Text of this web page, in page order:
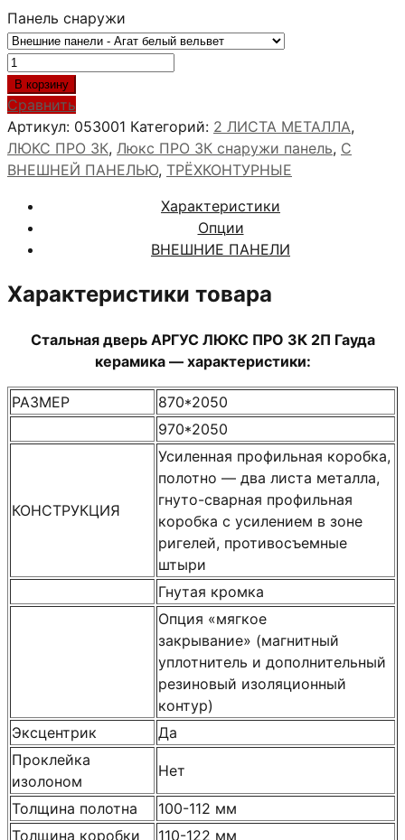
Панель снаружи
Количество
товара
АРГУС
ЛЮКС
ПРО
3К
Гауда
керамика
В корзину
Сравнить
Артикул: 053001 Категорий: 2 ЛИСТА МЕТАЛЛА,
ЛЮКС ПРО 3К, Люкс ПРО 3К снаружи панель, С
ВНЕШНЕЙ ПАНЕЛЬЮ, ТРЁХКОНТУРНЫЕ
Характеристики
Опции
ВНЕШНИЕ ПАНЕЛИ
Характеристики товара
Стальная дверь АРГУС ЛЮКС ПРО 3К 2П Гауда
керамика — характеристики:
РАЗМЕР
870*2050
970*2050
КОНСТРУКЦИЯ
Усиленная профильная коробка,
полотно — два листа металла,
гнуто-сварная профильная
коробка с усилением в зоне
ригелей, противосъемные
штыри
Гнутая кромка
Опция «мягкое
закрывание» (магнитный
уплотнитель и дополнительный
резиновый изоляционный
контур)
Эксцентрик
Да
Проклейка
изолоном
Нет
Толщина полотна
100-112 мм
Толщина коробки
110-122 мм